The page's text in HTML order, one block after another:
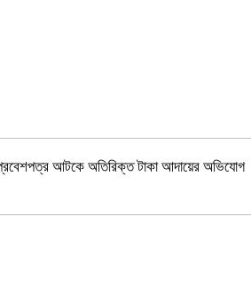
প্রবেশপত্র আটকে অতিরিক্ত টাকা আদায়ের অভিযোগ